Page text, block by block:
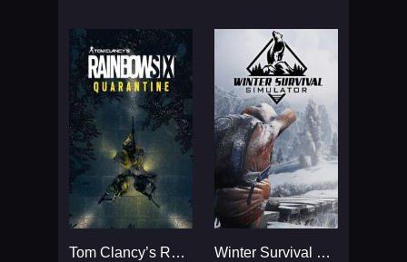
Tom Clancy’s Rainbow Six Winter Survival Simulator